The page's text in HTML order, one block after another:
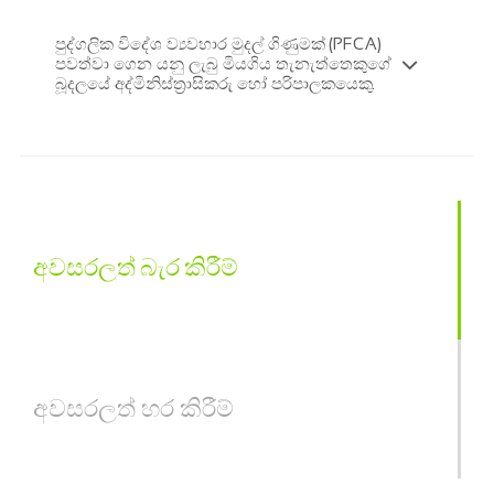
පුද්ගලික විදේශ ව්‍යවහාර මුදල් ගිණුමක් (PFCA)
පවත්වා ගෙන යනු ලැබු මියගිය තැනැත්තෙකුගේ
බූදලයේ අද්මිනිස්ත‍්‍රාසිකරු හෝ පරිපාලකයෙකු.
අවසරලත් බැර කිරීම්
අවසරලත් හර කිරීම්